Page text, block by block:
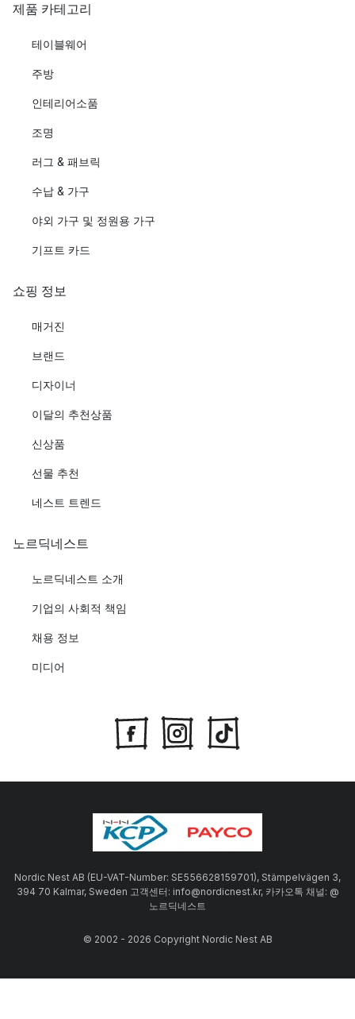
제품 카테고리
테이블웨어
주방
인테리어소품
조명
러그 & 패브릭
수납 & 가구
야외 가구 및 정원용 가구
기프트 카드
쇼핑 정보
매거진
브랜드
디자이너
이달의 추천상품
신상품
선물 추천
네스트 트렌드
노르딕네스트
노르딕네스트 소개
기업의 사회적 책임
채용 정보
미디어
Nordic Nest AB (EU-VAT-Number: SE556628159701), Stämpelvägen 3,
394 70 Kalmar, Sweden 고객센터: info@nordicnest.kr, 카카오톡 채널: @
노르딕네스트
© 2002 - 2026 Copyright Nordic Nest AB